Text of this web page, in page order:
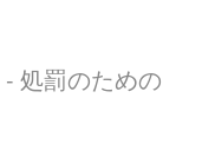
- 処罰のための